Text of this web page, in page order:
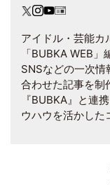
アイドル・芸能カ
「BUBKA WEB
SNSなどの一次
合わせた記事を制
『BUBKA』と連
ウハウを活かした